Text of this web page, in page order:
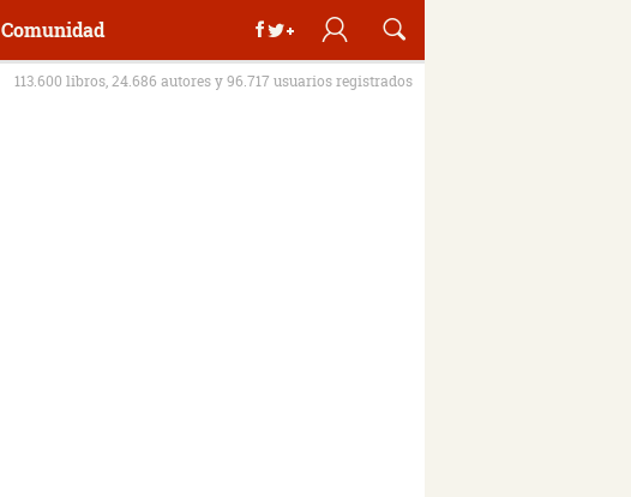
Comunidad
113.600 libros, 24.686 autores y 96.717 usuarios registrados